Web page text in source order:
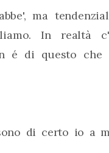
ma
In realtà
é di questo che
di certo io a